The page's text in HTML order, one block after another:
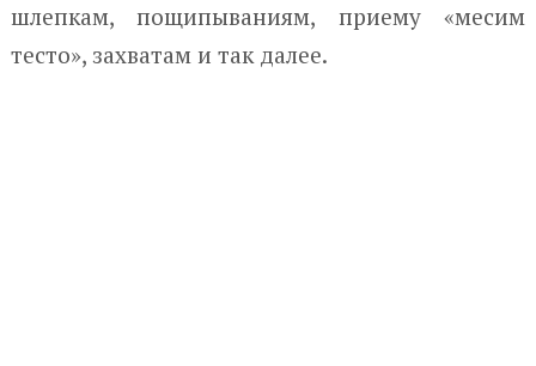
шлепкам, пощипываниям, приему «месим
тесто», захватам и так далее.